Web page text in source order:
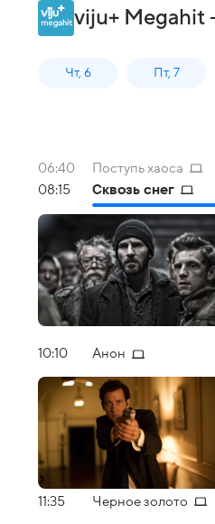
viju+ Megahit
Чт, 6 Пт, 7
06:40
Поступь хаоса
08:15
Сквозь снег
10:10 Анон
11:35 Черное золото